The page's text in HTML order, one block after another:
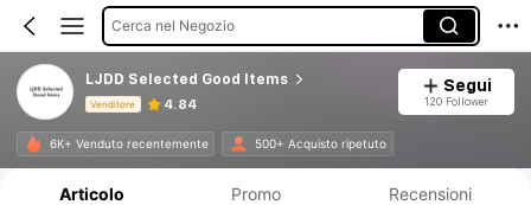
Cerca nel Negozio
LJDD Selected Good Items
Venditore 4.84
Segui
120 Follower
6K+ Venduto recentemente 500+ Acquisto ripetuto
Articolo Promo Recensioni